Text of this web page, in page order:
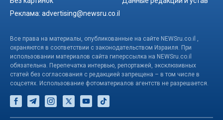
Реклама: advertising@newsru.co.il
Все права на материалы, опубликованные на сайте NEWSru.co.il ,
охраняются в соответствии с законодательством Израиля. При
использовании материалов сайта гиперссылка на NEWSru.co.il
обязательна. Перепечатка интервью, репортажей, эксклюзивных
статей без согласования с редакцией запрещена – в том числе в
соцсетях. Использование фотоматериалов агентств не разрешается.